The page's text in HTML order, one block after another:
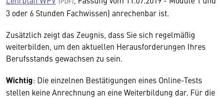
3 oder 6 Stunden Fachwissen) anrechenbar ist.
Zusätzlich zeigt das Zeugnis, dass Sie sich regelmäßig
weiterbilden, um den aktuellen Herausforderungen Ihres
Berufsstands gewachsen zu sein.
Wichtig: Die einzelnen Bestätigungen eines Online-Tests
stellen keine Anrechnung an eine Weiterbildung dar. Für die